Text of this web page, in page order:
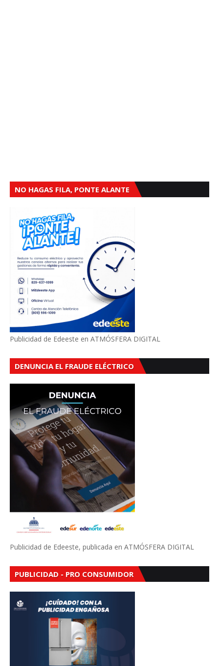
NO HAGAS FILA, PONTE ALANTE
Publicidad de Edeeste en ATMÓSFERA DIGITAL
DENUNCIA EL FRAUDE ELÉCTRICO
Publicidad de Edeeste, publicada en ATMÓSFERA DIGITAL
PUBLICIDAD - PRO CONSUMIDOR